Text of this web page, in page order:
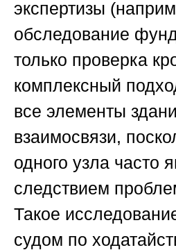
экспертизы
обследование
только проверка
комплексный
все элементы
взаимосвязи,
одного узла часто
следствием
Такое
судом по